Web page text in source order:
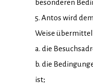
besonderen
5. Antos wird
Weise
a. die
b. die
ist;